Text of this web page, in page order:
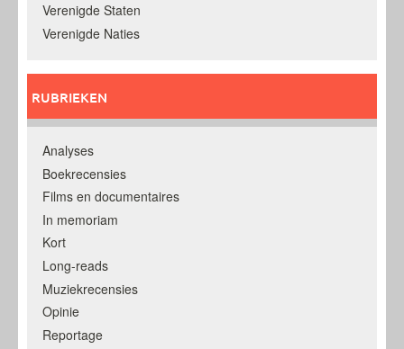
Verenigde Staten
Verenigde Naties
RUBRIEKEN
Analyses
Boekrecensies
Films en documentaires
In memoriam
Kort
Long-reads
Muziekrecensies
Opinie
Reportage